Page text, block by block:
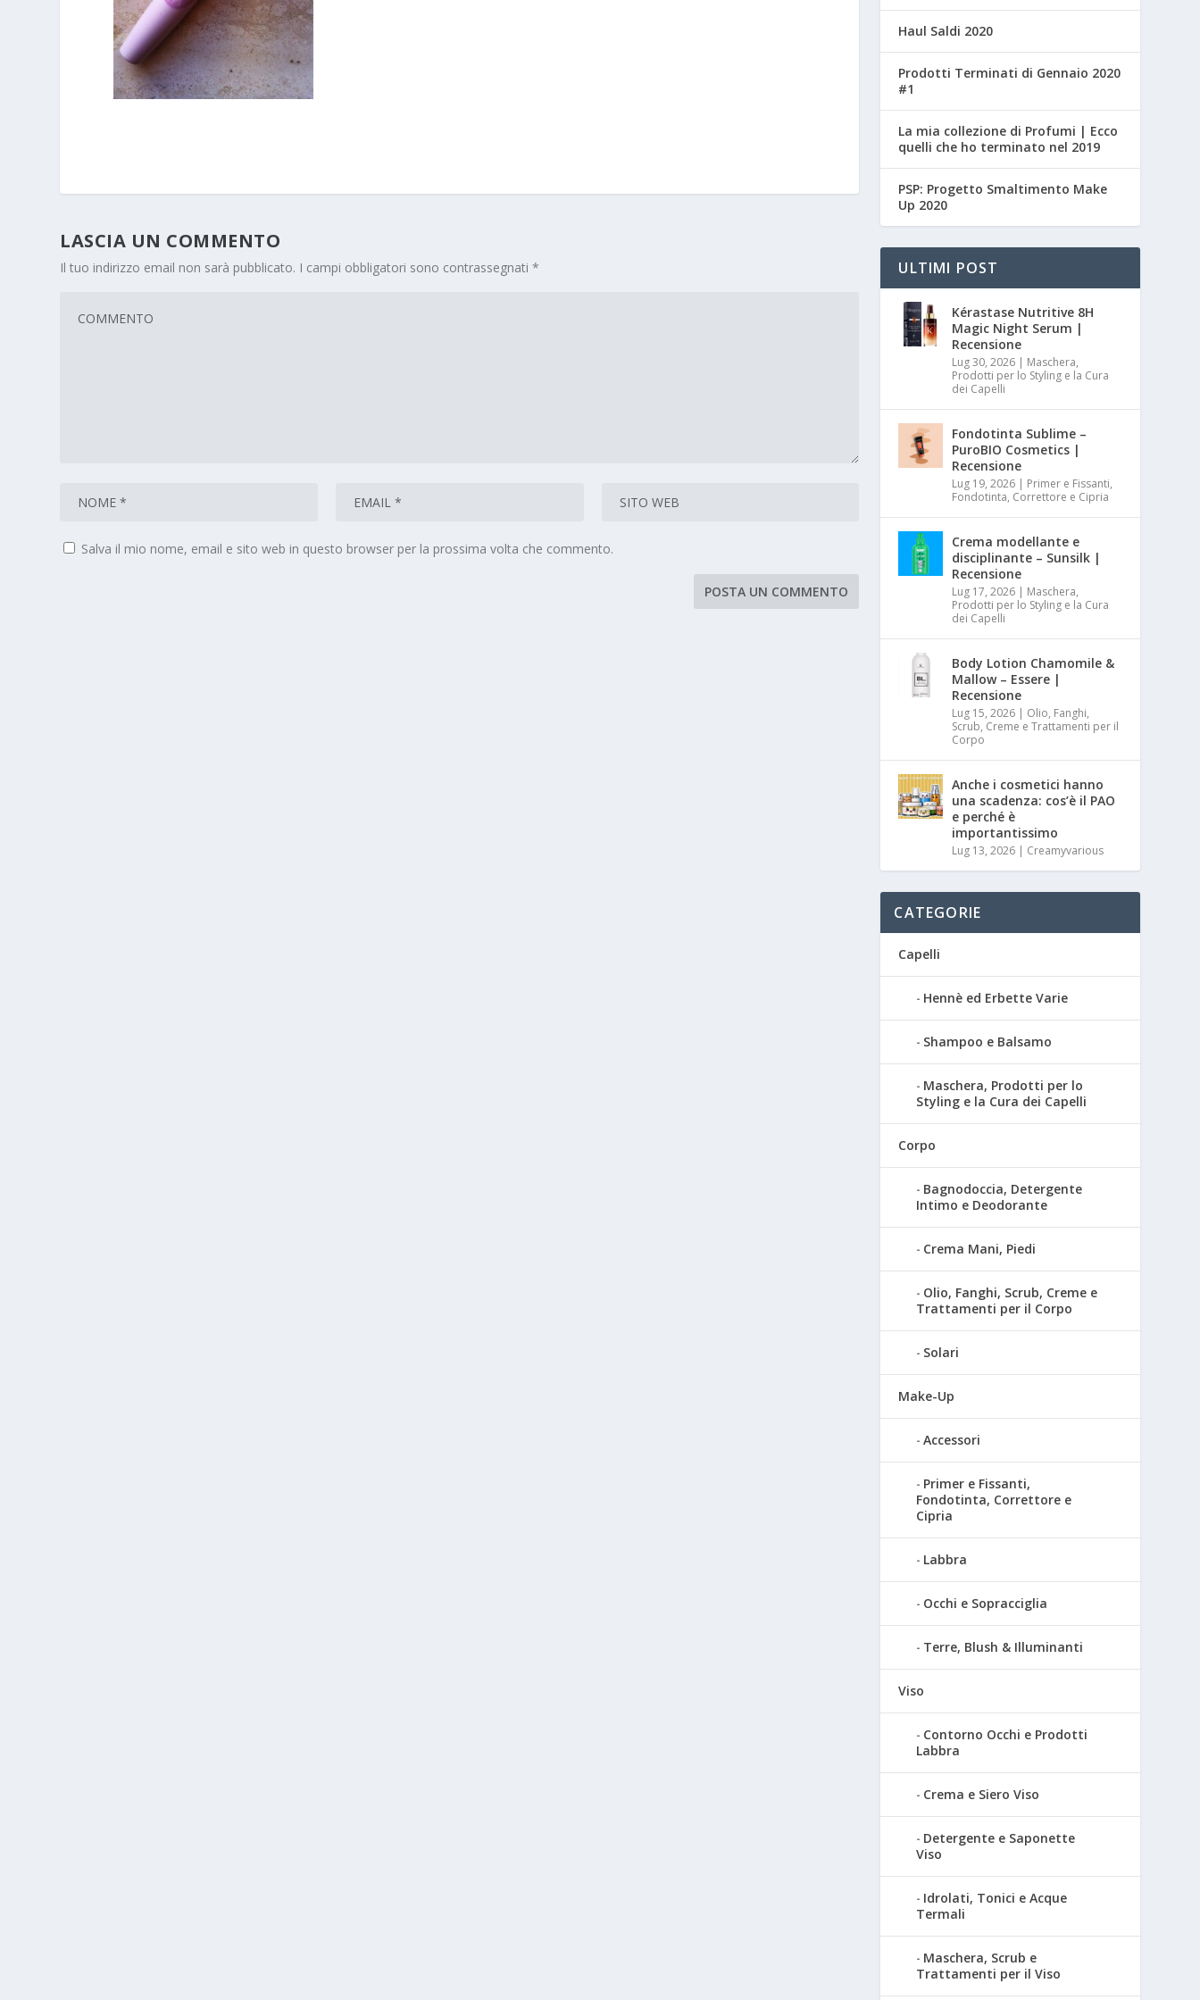
LASCIA UN COMMENTO
Il tuo indirizzo email non sarà pubblicato. I campi obbligatori sono contrassegnati*
Salva il mio nome, email e sito web in questo browser per la prossima volta che commento.
Haul Saldi 2020
Prodotti Terminati di Gennaio 2020
#1
La mia collezione di Profumi | Ecco
quelli che ho terminato nel 2019
PSP: Progetto Smaltimento Make
Up 2020
ULTIMI POST
Kérastase Nutritive 8H
Magic Night Serum |
Recensione
Lug 30, 2026 | Maschera,
Prodotti per lo Styling e la Cura
dei Capelli
Fondotinta Sublime –
PuroBIO Cosmetics |
Recensione
Lug 19, 2026 | Primer e Fissanti,
Fondotinta, Correttore e Cipria
Crema modellante e
disciplinante – Sunsilk |
Recensione
Lug 17, 2026 | Maschera,
Prodotti per lo Styling e la Cura
dei Capelli
Body Lotion Chamomile &
Mallow – Essere |
Recensione
Lug 15, 2026 | Olio, Fanghi,
Scrub, Creme e Trattamenti per il
Corpo
Anche i cosmetici hanno
una scadenza: cos’è il PAO
e perché è
importantissimo
Lug 13, 2026 | Creamyvarious
CATEGORIE
Capelli
Hennè ed Erbette Varie
Shampoo e Balsamo
Maschera, Prodotti per lo
Styling e la Cura dei Capelli
Corpo
Bagnodoccia, Detergente
Intimo e Deodorante
Crema Mani, Piedi
Olio, Fanghi, Scrub, Creme e
Trattamenti per il Corpo
Solari
Make-Up
Accessori
Primer e Fissanti,
Fondotinta, Correttore e
Cipria
Labbra
Occhi e Sopracciglia
Terre, Blush & Illuminanti
Viso
Contorno Occhi e Prodotti
Labbra
Crema e Siero Viso
Detergente e Saponette
Viso
Idrolati, Tonici e Acque
Termali
Maschera, Scrub e
Trattamenti per il Viso